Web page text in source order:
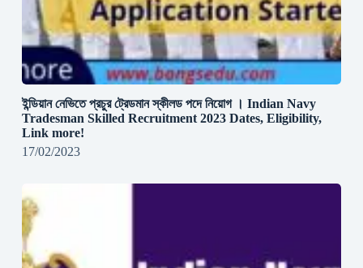
ইন্ডিয়ান নেভিতে প্রচুর ট্রেডমান স্কীলড পদে নিয়োগ । Indian Navy
Tradesman Skilled Recruitment 2023 Dates, Eligibility,
Link more!
17/02/2023